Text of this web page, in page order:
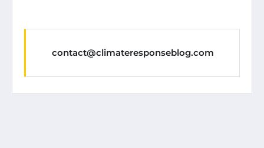
contact@climateresponseblog.com